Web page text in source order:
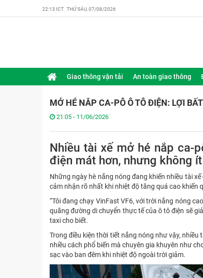
22:13 ICT THỨ SÁU, 07/08/2026
Giao thông vận tải An toàn giao thông
MỞ HÉ NẮP CA-PÔ Ô TÔ ĐIỆN: LỢI
21:05 - 11/06/2026
Nhiều tài xế mở hé nắp ca-
điện mát hơn, nhưng không
Những ngày hè nắng nóng đang khiến nhiều tài
cảm nhận rõ nhất khi nhiệt độ tăng quá cao khiến
“Tôi đang chạy VinFast VF6, với trời nắng nóng
quãng đường di chuyển thực tế của ô tô điện sẽ
taxi cho biết.
Trong điều kiện thời tiết nắng nóng như vậy,
nhiều cách phổ biến mà chuyên gia khuyên như
sạc vào ban đêm khi nhiệt độ ngoài trời giảm.